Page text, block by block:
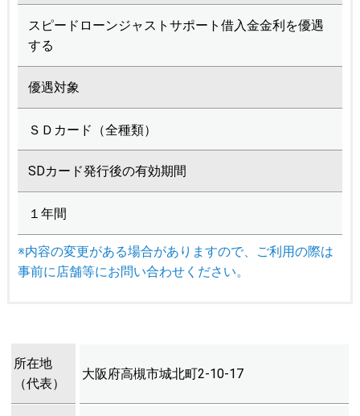
スピードローンジャストサポート借入金金利を優遇
する
優遇対象
ＳＤカード（全種類）
SDカード発行後の有効期間
１年間
※内容の変更がある場合がありますので、ご利用の際は
事前に店舗等にお問い合わせください。
所在地
（代表）
大阪府高槻市城北町2-10-17